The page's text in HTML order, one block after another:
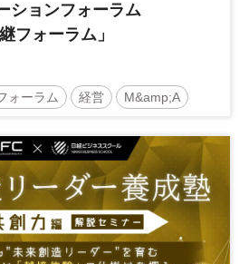
ションフォーラム
フォーラム」
ォーラム 経営 M&amp;A
企業
ンフォーラム 参加無料